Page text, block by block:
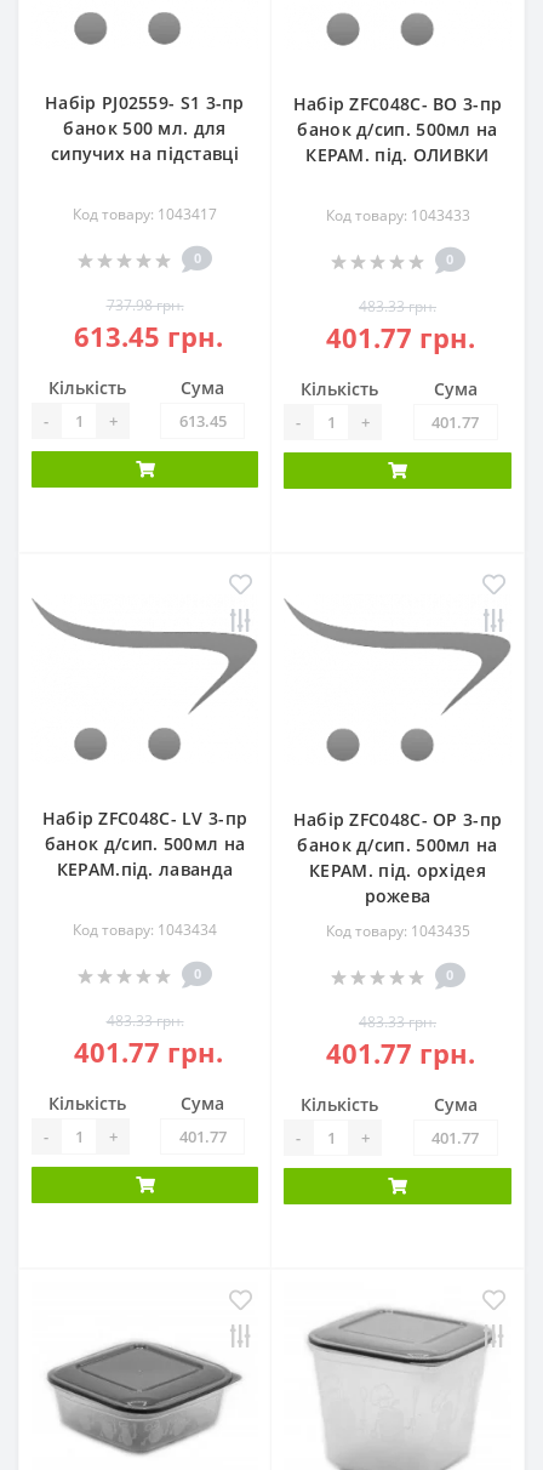
Набір PJ02559- S1 3-пр
банок 500 мл. для
сипучих на підставці
Код товару: 1043417
0
737.98 грн.
613.45 грн.
Кількість
- +
Сума
Набір ZFC048C- BO 3-пр
банок д/сип. 500мл на
КЕРАМ. під. ОЛИВКИ
Код товару: 1043433
0
483.33 грн.
401.77 грн.
Кількість
- +
Сума
Набір ZFC048C- LV 3-пр
банок д/сип. 500мл на
КЕРАМ.під. лаванда
Код товару: 1043434
0
483.33 грн.
401.77 грн.
Кількість
- +
Сума
Набір ZFC048C- OP 3-пр
банок д/сип. 500мл на
КЕРАМ. під. орхідея
рожева
Код товару: 1043435
0
483.33 грн.
401.77 грн.
Кількість
- +
Сума